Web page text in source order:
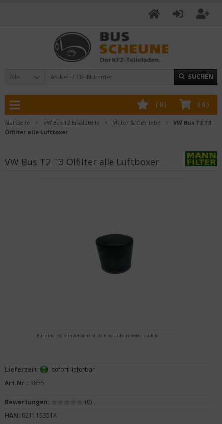
Alle SUCHEN
( 0)
( 0)
Startseite VW Bus T2 Ersatzteile Motor & Getriebe
VW Bus T2 T3
Ölfilter alle Luftboxer
VW Bus T2 T3 Ölfilter alle Luftboxer
Für eine größere Ansicht klicken Sie auf das Vorschaubild
Lieferzeit:
sofort lieferbar
Art.Nr.: 3855
Bewertungen:
(0)
HAN: 021115351A